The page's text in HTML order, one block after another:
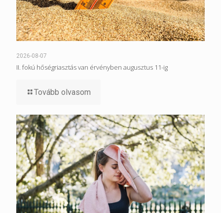
2026-08-07
II. fokú hőségriasztás van érvényben augusztus 11-ig
Tovább olvasom